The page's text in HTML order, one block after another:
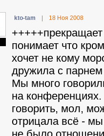
kto-tam 18 Ноя 2008
понимает что
хочет не кому
дружила с
Мы много
на
говорить, мол,
отрицала всё -